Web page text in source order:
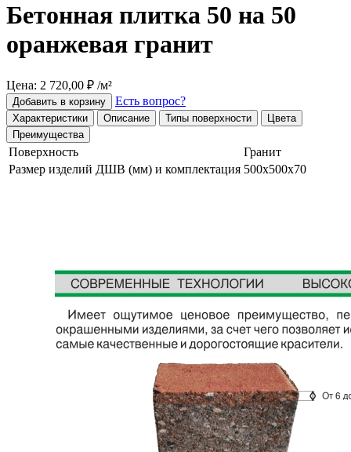
Бетонная плитка 50 на 50
оранжевая гранит
Цена: 2 720,00 ₽ /м²
Добавить в корзину Есть вопрос?
Характеристики Описание Типы поверхности
Цвета
Преимущества
Поверхность
Гранит
Размер изделий ДШВ (мм) и комплектация 500х500х70